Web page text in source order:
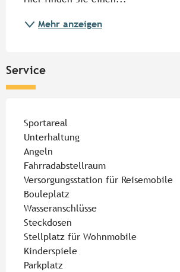
Mehr anzeigen
Service
Sportareal
Unterhaltung
Angeln
Fahrradabstellraum
Versorgungsstation für Reisemobile
Bouleplatz
Wasseranschlüsse
Steckdosen
Stellplatz für Wohnmobile
Kinderspiele
Parkplatz